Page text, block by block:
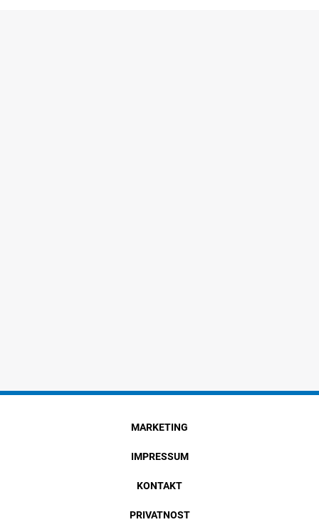
MARKETING
IMPRESSUM
KONTAKT
PRIVATNOST